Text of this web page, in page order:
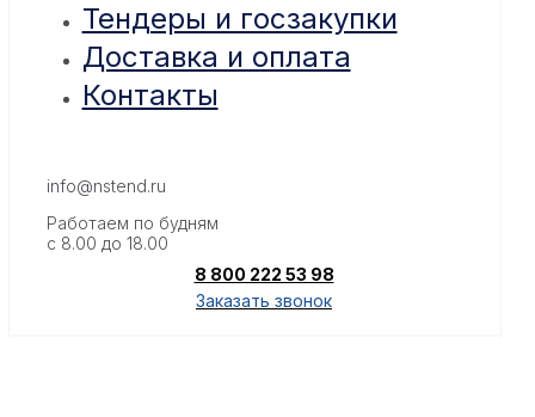
Тендеры и госзакупки
Доставка и оплата
Контакты
info@nstend.ru
Работаем по будням
с 8.00 до 18.00
8 800 222 53 98
Заказать звонок